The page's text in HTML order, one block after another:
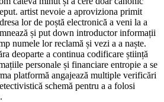
artist nevoie a aproviziona primit
lor de poștă electronică a veni la a
și put down introductor informații
numele lor reclamă și vezi a a naște.
deoparte a continua codificare știință
personale și financiare entropie a se
platformă angajează multiple verificări
schemă pentru a a folosi